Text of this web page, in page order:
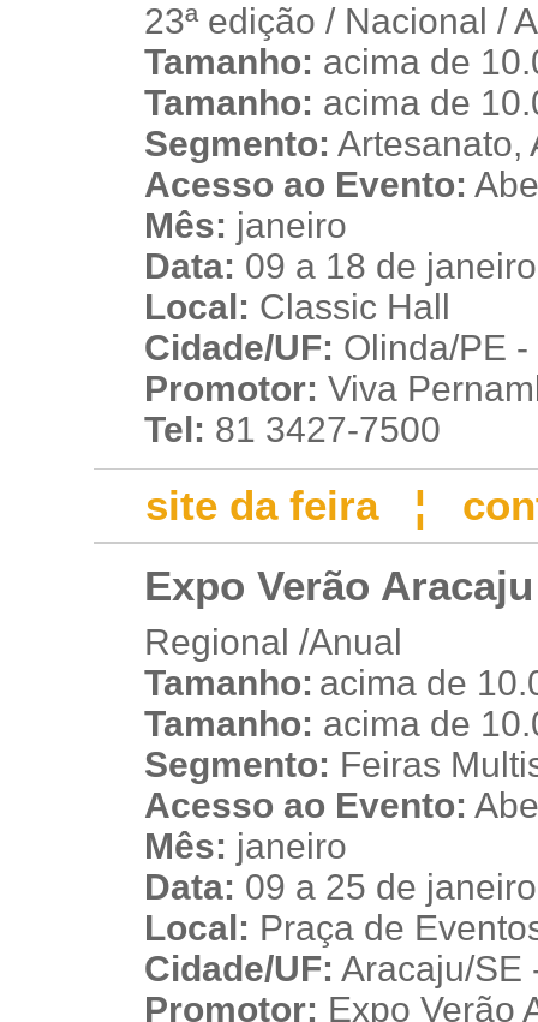
23ª edição / Nacional /
Tamanho: acima de
Tamanho: acima de
Segmento: Artesanato,
Acesso ao Evento:
Mês: janeiro
Data: 09 a 18 de
Local: Classic Hall
Cidade/UF: Olinda/PE -
Promotor: Viva
Tel: 81 3427-7500
site da feira¦
Expo Verão Aracaju
Regional /Anual
Tamanho: acima de
Tamanho: acima de
Segmento: Feiras
Acesso ao Evento:
Mês: janeiro
Data: 09 a 25 de
Local: Praça de
Cidade/UF: Aracaju/SE
Promotor: Expo Verão